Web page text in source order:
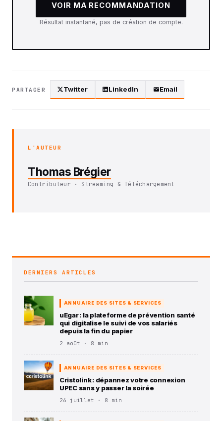
VOIR MA RECOMMANDATION
Résultat instantané, pas de création de compte.
PARTAGER Twitter LinkedIn Email
L'AUTEUR
Thomas Brégier
Contributeur · Streaming & Téléchargement
DERNIERS ARTICLES
ANNUAIRE DES SITES & SERVICES
uEgar : la plateforme de prévention santé
qui digitalise le suivi de vos salariés
depuis la fin du papier
2 août · 8 min
ANNUAIRE DES SITES & SERVICES
Cristolink : dépannez votre connexion
UPEC sans y passer la soirée
26 juillet · 8 min